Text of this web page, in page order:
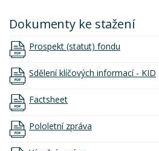
Dokumenty ke stažení
Prospekt (statut) fondu
Sdělení klíčových informací - KID
Factsheet
Pololetní zpráva